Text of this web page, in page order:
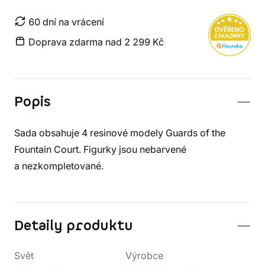
60 dní na vrácení
Doprava zdarma nad 2 299 Kč
Popis
Sada obsahuje 4 resinové modely Guards of the
Fountain Court. Figurky jsou nebarvené
a nezkompletované.
Detaily produktu
Svět
Výrobce